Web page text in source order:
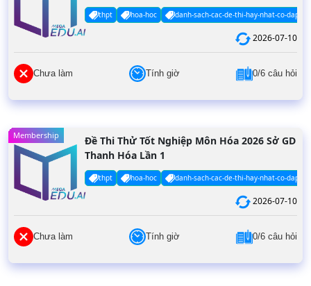
thpt hoa-hoc danh-sach-cac-de-thi-hay-nhat-co-dap-an
2026-07-10
Chưa làm Tính giờ 0/6 câu hỏi
Membership
Đề Thi Thử Tốt Nghiệp Môn Hóa 2026 Sở GD
Thanh Hóa Lần 1
thpt hoa-hoc danh-sach-cac-de-thi-hay-nhat-co-dap-an
2026-07-10
Chưa làm Tính giờ 0/6 câu hỏi